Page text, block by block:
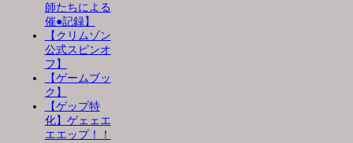
師たちによる
催●記録】
【クリムゾン
公式スピンオ
フ】
【ゲームブッ
ク】
【ゲップ特
化】ゲェェエ
エエップ！！